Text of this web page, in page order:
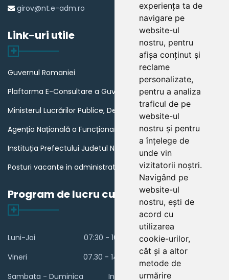
experiența ta de
navigare pe
website-ul
nostru, pentru
afișa conținut și
reclame
personalizate,
pentru a analiza
traficul de pe
website-ul
nostru și pentru
a înțelege de
unde vin
vizitatorii noștri.
Navigând pe
website-ul
nostru, ești de
acord cu
utilizarea
cookie-urilor,
cât și a altor
metode de
urmărire
girov@nt.e-adm.ro
Link-uri utile
Guvernul Romaniei
Plaftorma E-Consultare a Guvernului Romaniei
Ministerul Lucrărilor Publice, Dezvoltării și Administrației
Agenția Națională a Funcționarilor Publici
Instituția Prefectului Judetul Neamt
Posturi vacante in administratia publica din Romania
Program de lucru cu publicul
Luni-Joi
07:30 - 16:00
Vineri
07.30 - 14.00
Sambata - Duminica
Inchis